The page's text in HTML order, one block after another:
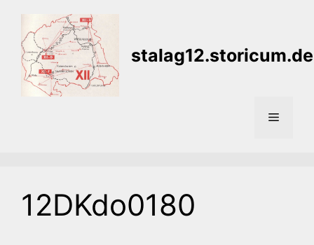
contenu
stalag12.storicum.de
Menu
12DKdo0180